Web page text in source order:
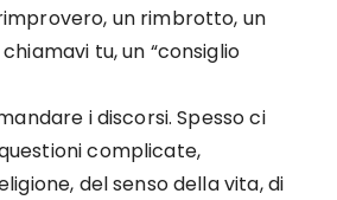
un rimbrotto, un
tu, un “consiglio
i discorsi. Spesso ci
complicate,
del senso della vita, di